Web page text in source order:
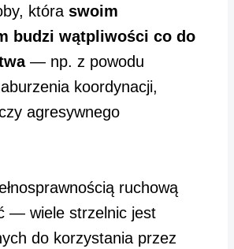
która swoim
budzi wątpliwości co do
— np. z powodu
koordynacji,
agresywnego
ruchową
— wiele strzelnic jest
do korzystania przez